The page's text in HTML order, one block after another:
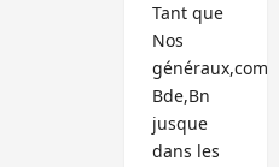
Tant que
Nos
généraux,com
Bde,Bn
jusque
dans les